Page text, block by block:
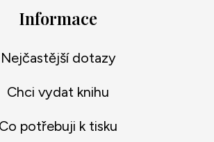
Informace
Nejčastější dotazy
Chci vydat knihu
Co potřebuji k tisku